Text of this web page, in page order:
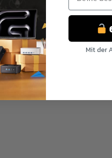
Mit der